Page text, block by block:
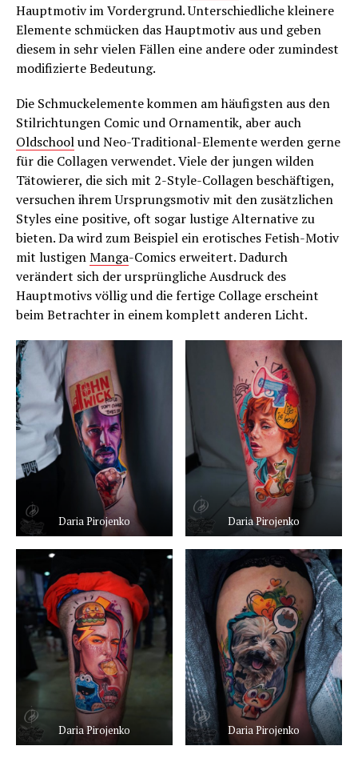
Hauptmotiv im Vordergrund. Unterschiedliche kleinere
Elemente schmücken das Hauptmotiv aus und geben
diesem in sehr vielen Fällen eine andere oder zumindest
modifizierte Bedeutung.
Die Schmuckelemente kommen am häufigsten aus den
Stilrichtungen Comic und Ornamentik, aber auch
Oldschoolund Neo-Traditional-Elemente werden gerne
für die Collagen verwendet. Viele der jungen wilden
Tätowierer, die sich mit 2-Style-Collagen beschäftigen,
versuchen ihrem Ursprungsmotiv mit den zusätzlichen
Styles eine positive, oft sogar lustige Alternative zu
bieten. Da wird zum Beispiel ein erotisches Fetish-Motiv
mit lustigenManga-Comics erweitert. Dadurch
verändert sich der ursprüngliche Ausdruck des
Hauptmotivs völlig und die fertige Collage erscheint
beim Betrachter in einem komplett anderen Licht.
Daria Pirojenko Daria Pirojenko
Daria Pirojenko Daria Pirojenko